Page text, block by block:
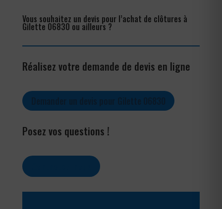
Vous souhaitez un devis pour l’achat de clôtures à
Gilette 06830 ou ailleurs ?
Réalisez votre demande de devis en ligne
Posez vos questions !